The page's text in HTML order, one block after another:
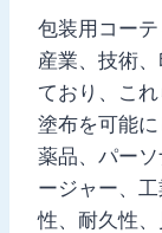
包装用コー
産業、技術
ており、こ
塗布を可能
薬品、パー
ージャー、
性、耐久性